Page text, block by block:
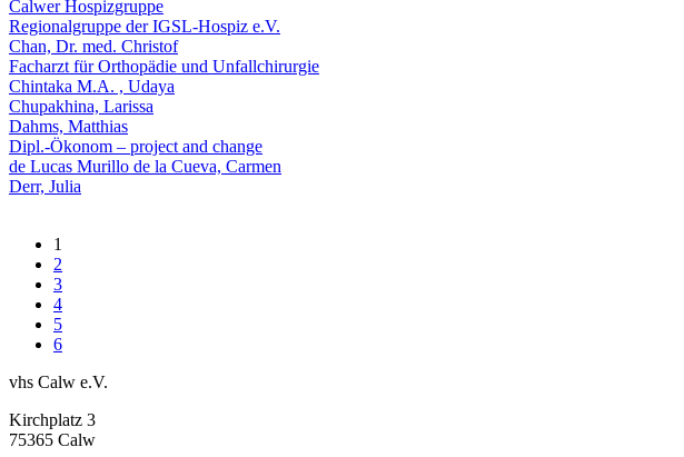
Calwer Hospizgruppe
Regionalgruppe der IGSL-Hospiz e.V.
Chan, Dr. med. Christof
Facharzt für Orthopädie und Unfallchirurgie
Chintaka M.A. , Udaya
Chupakhina, Larissa
Dahms, Matthias
Dipl.-Ökonom – project and change
de Lucas Murillo de la Cueva, Carmen
Derr, Julia
1
2
3
4
5
6
vhs Calw e.V.
Kirchplatz 3
75365 Calw